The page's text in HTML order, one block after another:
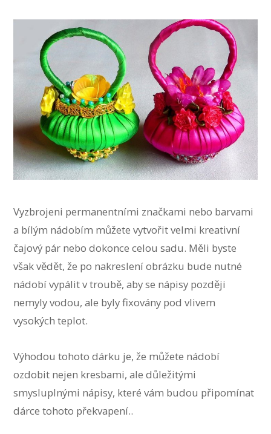
Vyzbrojeni permanentními značkami nebo barvami
a bílým nádobím můžete vytvořit velmi kreativní
čajový pár nebo dokonce celou sadu. Měli byste
však vědět, že po nakreslení obrázku bude nutné
nádobí vypálit v troubě, aby se nápisy později
nemyly vodou, ale byly fixovány pod vlivem
vysokých teplot.
Výhodou tohoto dárku je, že můžete nádobí
ozdobit nejen kresbami, ale důležitými
smysluplnými nápisy, které vám budou připomínat
dárce tohoto překvapení..